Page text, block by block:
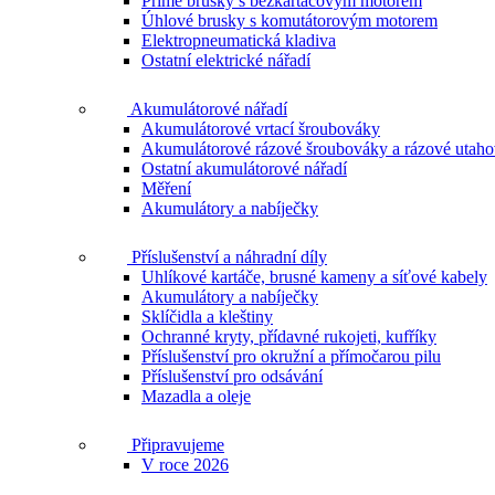
Úhlové brusky s komutátorovým motorem
Elektropneumatická kladiva
Ostatní elektrické nářadí
Akumulátorové nářadí
Akumulátorové vrtací šroubováky
Akumulátorové rázové šroubováky a rázové
Ostatní akumulátorové nářadí
Měření
Akumulátory a nabíječky
Příslušenství a náhradní díly
Uhlíkové kartáče, brusné kameny a síťové kabely
Akumulátory a nabíječky
Sklíčidla a kleštiny
Ochranné kryty, přídavné rukojeti, kufříky
Příslušenství pro okružní a přímočarou pilu
Příslušenství pro odsávání
Mazadla a oleje
Připravujeme
V roce 2026